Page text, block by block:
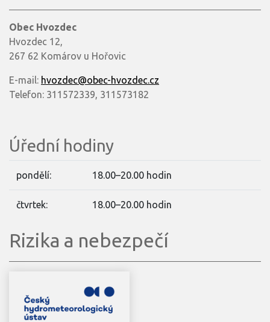
Obec Hvozdec
Hvozdec 12,
267 62 Komárov u Hořovic
E-mail: hvozdec@obec-hvozdec.cz
Telefon: 311572339, 311573182
Úřední hodiny
pondělí: 18.00–20.00 hodin
čtvrtek: 18.00–20.00 hodin
Rizika a nebezpečí